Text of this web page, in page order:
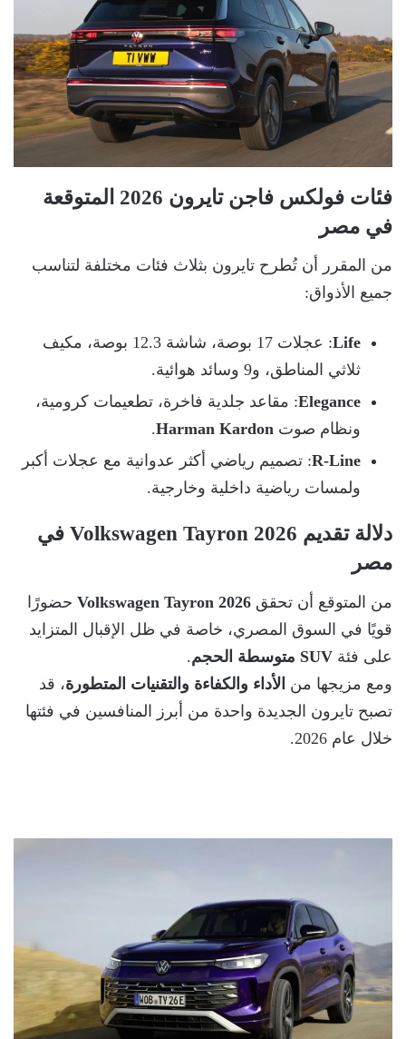
فئات فولكس فاجن تايرون 2026 المتوقعة
في مصر
من المقرر أن تُطرح تايرون بثلاث فئات مختلفة لتناسب
جميع الأذواق:
Life
: عجلات 17 بوصة، شاشة 12.3 بوصة، مكيف
ثلاثي المناطق، و9 وسائد هوائية.
Elegance: مقاعد جلدية فاخرة، تطعيمات كرومية،
ونظام صوت Harman Kardon
.
R-Line: تصميم رياضي أكثر عدوانية مع عجلات أكبر
ولمسات رياضية داخلية وخارجية.
دلالة تقديم Volkswagen Tayron 2026
في
مصر
من المتوقع أن تحقق Volkswagen Tayron 2026 حضورًا
قويًا في السوق المصري، خاصة في ظل الإقبال المتزايد
على فئة SUV متوسطة الحجم
.
ومع مزيجها من الأداء والكفاءة والتقنيات المتطورة، قد
تصبح تايرون الجديدة واحدة من أبرز المنافسين في فئتها
خلال عام 2026.